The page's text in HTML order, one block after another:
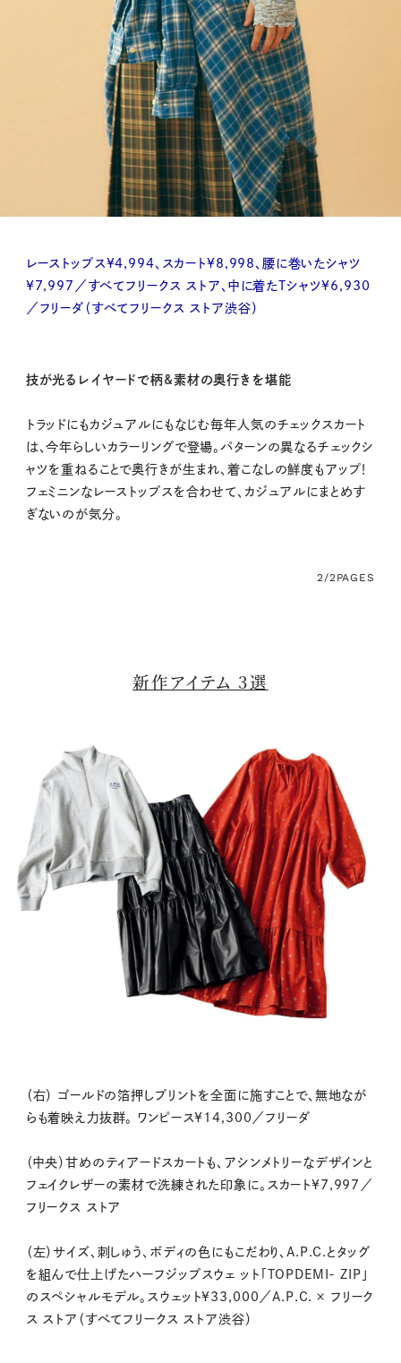
レーストップス¥4,994、スカート¥8,998、腰に巻いたシャツ
¥7,997／すべてフリークス ストア、中に着たTシャツ¥6,930
／フリーダ（すべてフリークス ストア渋谷）
技が光るレイヤードで柄&素材の奥行きを堪能
トラッドにもカジュアルにもなじむ毎年人気のチェックスカート
は、今年らしいカラーリングで登場。パターンの異なるチェックシ
ャツを重ねることで奥行きが生まれ、着こなしの鮮度もアップ！
フェミニンなレーストップスを合わせて、カジュアルにまとめす
ぎないのが気分。
2/2PAGES
新作アイテム 3選
（右） ゴールドの箔押しプリントを全面に施すことで、無地なが
らも着映え力抜群。 ワンピース¥14,300／フリーダ
（中央）甘めのティアードスカートも、アシンメトリーなデザインと
フェイクレザーの素材で洗練された印象に。スカート¥7,997／
フリークス ストア
（左）サイズ、刺しゅう、ボディの色にもこだわり、A.P.C.とタッグ
を組んで仕上げたハーフジップスウェ ット「TOPDEMI- ZIP」
のスペシャルモデル。スウェット¥33,000／A.P.C. × フリーク
ス ストア（すべてフリークス ストア渋谷）